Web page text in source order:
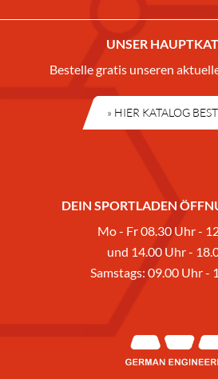
UNSER
Bestelle gratis unseren
» HIER KATALOG
DEIN SPORTLADEN
Mo - Fr 08.30 Uhr -
und 14.00 Uhr -
Samstags: 09.00 Uhr -